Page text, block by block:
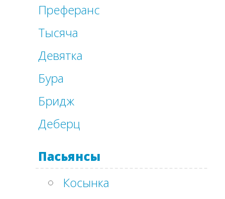
Преферанс
Тысяча
Девятка
Бура
Бридж
Деберц
Пасьянсы
Косынка